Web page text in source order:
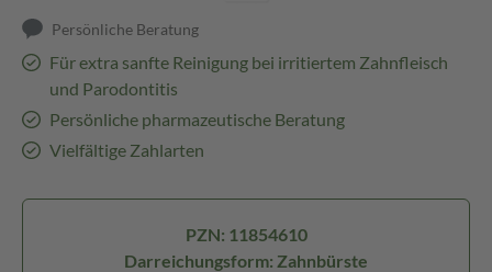
Persönliche Beratung
Für extra sanfte Reinigung bei irritiertem Zahnfleisch
und Parodontitis
Persönliche pharmazeutische Beratung
Vielfältige Zahlarten
PZN: 11854610
Darreichungsform: Zahnbürste